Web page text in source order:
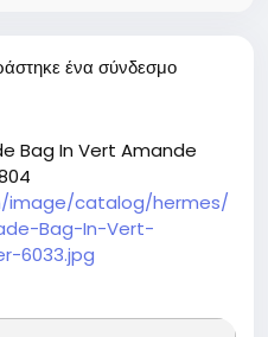
ένα σύνδεσμο
Bag In Vert Amande
image/catalog/hermes/
Bag-In-Vert-
6033.jpg
lindy-26-
evercolor-